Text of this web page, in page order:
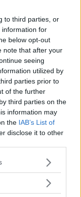
to third parties, or
information for
below opt-out
note that after your
seeing
utilized by
parties prior to
of the further
third parties on the
information may
the IAB’s List of
disclose it to other
or more Google
You may click to
– blir omkörd